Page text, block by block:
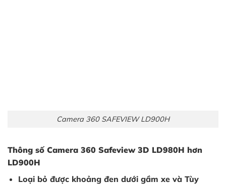
Camera 360 SAFEVIEW LD900H
Thông số Camera 360 Safeview 3D LD980H hơn
LD900H
Loại bỏ được khoảng đen dưới gầm xe và Tùy